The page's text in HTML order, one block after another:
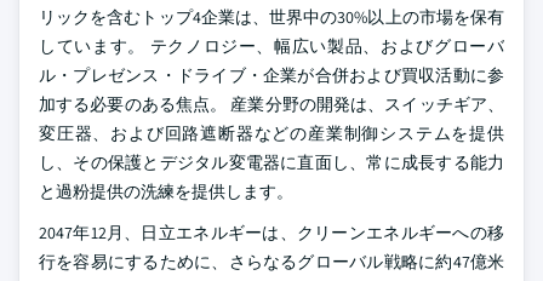
リックを含むトップ4企業は、世界中の30%以上の市場を保有
しています。 テクノロジー、幅広い製品、およびグローバ
ル・プレゼンス・ドライブ・企業が合併および買収活動に参
加する必要のある焦点。 産業分野の開発は、スイッチギア、
変圧器、および回路遮断器などの産業制御システムを提供
し、その保護とデジタル変電器に直面し、常に成長する能力
と過粉提供の洗練を提供します。
2047年12月、日立エネルギーは、クリーンエネルギーへの移
行を容易にするために、さらなるグローバル戦略に約47億米